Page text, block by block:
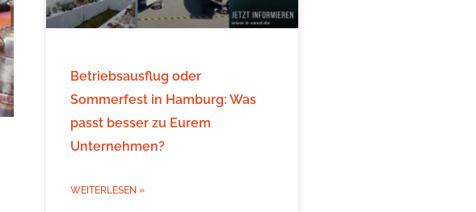
Betriebsausflug oder
Sommerfest in Hamburg: Was
passt besser zu Eurem
Unternehmen?
WEITERLESEN »